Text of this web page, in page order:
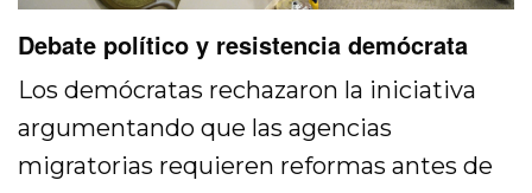
Debate político y resistencia demócrata
Los demócratas rechazaron la iniciativa
argumentando que las agencias
migratorias requieren reformas antes de